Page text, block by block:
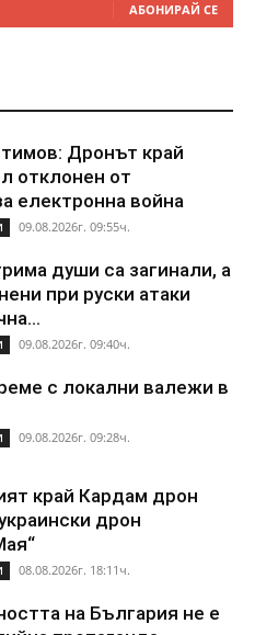
АБОНИРАЙ СЕ
Дронът край
отклонен от
електронна война
09.08.2026г. 09:55ч.
души са загинали, а
при руски атаки
09.08.2026г. 09:40ч.
с локални валежи в
09.08.2026г. 09:28ч.
край Кардам дрон
дрон
08.08.2026г. 18:11ч.
на България не е